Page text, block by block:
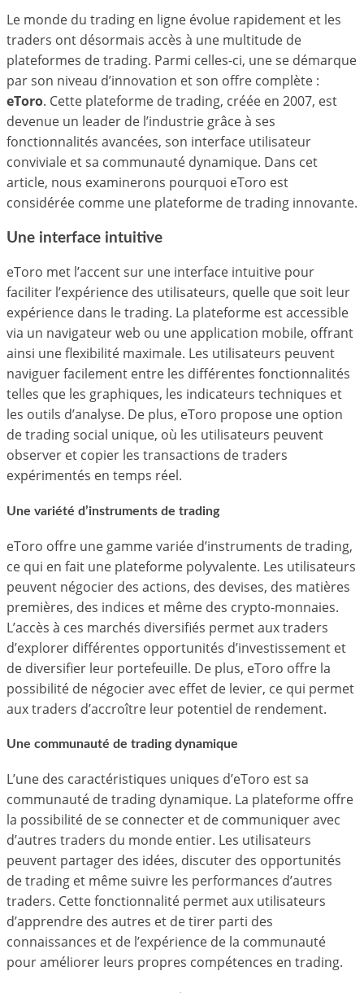
Le monde du trading en ligne évolue rapidement et les
traders ont désormais accès à une multitude de
plateformes de trading. Parmi celles-ci, une se démarque
par son niveau d’innovation et son offre complète :
eToro. Cette plateforme de trading, créée en 2007, est
devenue un leader de l’industrie grâce à ses
fonctionnalités avancées, son interface utilisateur
conviviale et sa communauté dynamique. Dans cet
article, nous examinerons pourquoi eToro est
considérée comme une plateforme de trading innovante.
Une interface intuitive
eToro met l’accent sur une interface intuitive pour
faciliter l’expérience des utilisateurs, quelle que soit leur
expérience dans le trading. La plateforme est accessible
via un navigateur web ou une application mobile, offrant
ainsi une flexibilité maximale. Les utilisateurs peuvent
naviguer facilement entre les différentes fonctionnalités
telles que les graphiques, les indicateurs techniques et
les outils d’analyse. De plus, eToro propose une option
de trading social unique, où les utilisateurs peuvent
observer et copier les transactions de traders
expérimentés en temps réel.
Une variété d’instruments de trading
eToro offre une gamme variée d’instruments de trading,
ce qui en fait une plateforme polyvalente. Les utilisateurs
peuvent négocier des actions, des devises, des matières
premières, des indices et même des crypto-monnaies.
L’accès à ces marchés diversifiés permet aux traders
d’explorer différentes opportunités d’investissement et
de diversifier leur portefeuille. De plus, eToro offre la
possibilité de négocier avec effet de levier, ce qui permet
aux traders d’accroître leur potentiel de rendement.
Une communauté de trading dynamique
L’une des caractéristiques uniques d’eToro est sa
communauté de trading dynamique. La plateforme offre
la possibilité de se connecter et de communiquer avec
d’autres traders du monde entier. Les utilisateurs
peuvent partager des idées, discuter des opportunités
de trading et même suivre les performances d’autres
traders. Cette fonctionnalité permet aux utilisateurs
d’apprendre des autres et de tirer parti des
connaissances et de l’expérience de la communauté
pour améliorer leurs propres compétences en trading.